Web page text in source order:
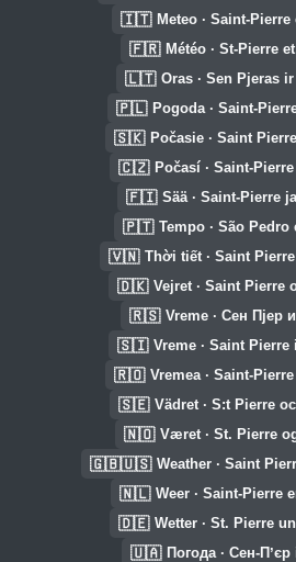
🇮🇹 Meteo · Saint-
🇫🇷 Météo · St-Pierre
🇱🇹 Oras · Sen Pjeras
🇵🇱 Pogoda · Saint-
🇸🇰 Počasie · Saint
🇨🇿 Počasí · Saint-
🇫🇮 Sää · Saint-Pierre
🇵🇹 Tempo · São Pedro
🇻🇳 Thời tiết · Saint
🇩🇰 Vejret · Saint Pierre
🇷🇸 Vreme · Сен Пјер
🇸🇮 Vreme · Saint
🇷🇴 Vremea · Saint-
🇸🇪 Vädret · S:t Pierre
🇳🇴 Været · St. Pierre
🇬🇧🇺🇸 Weather · Saint
🇳🇱 Weer · Saint-Pierre
🇩🇪 Wetter · St. Pierre
🇺🇦 Погода · Сен-Пʼєр